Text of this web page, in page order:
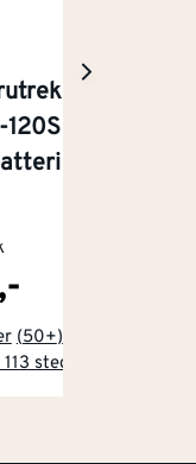
One+
og
(50+)
steder